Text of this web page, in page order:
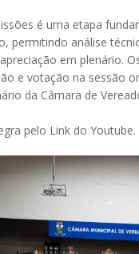
é uma etapa
permitindo análise
em plenário.
e votação na sessão
da Câmara de
pelo Link do Youtube.